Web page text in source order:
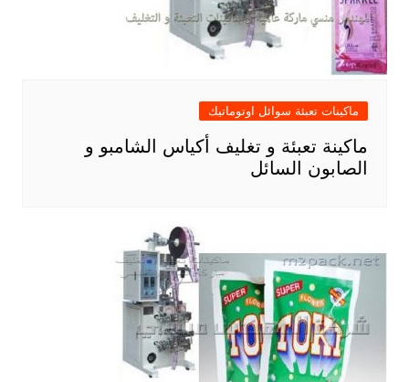
ماكينات تعبئة سوائل اوتوماتيك
ماكينة تعبئة و تغليف أكياس الشامبو و
الصابون السائل